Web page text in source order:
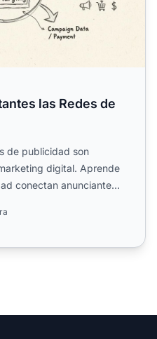
las Redes de
de publicidad son
digital. Aprende
conectan anunciantes